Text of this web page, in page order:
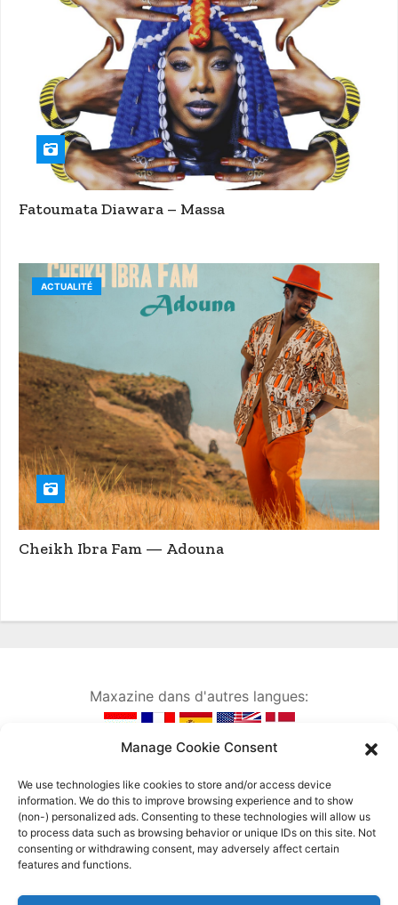
Manage Cookie Consent
We use technologies like cookies to store and/or access device
information. We do this to improve browsing experience and to show
(non-) personalized ads. Consenting to these technologies will allow us
to process data such as browsing behavior or unique IDs on this site. Not
consenting or withdrawing consent, may adversely affect certain
features and functions.
Fatoumata Diawara – Massa
ACTUALITÉ
Cheikh Ibra Fam — Adouna
Maxazine dans d'autres langues: